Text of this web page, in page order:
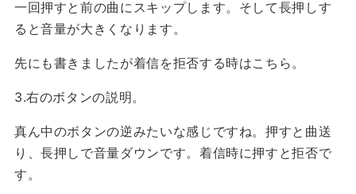
一回押すと前の曲にスキップします。そして長押しす
ると音量が大きくなります。
先にも書きましたが着信を拒否する時はこちら。
3.右のボタンの説明。
真ん中のボタンの逆みたいな感じですね。押すと曲送
り、長押しで音量ダウンです。着信時に押すと拒否で
す。